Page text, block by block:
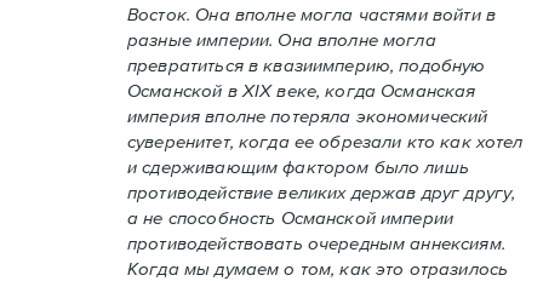
Восток. Она вполне могла частями войти в
разные империи. Она вполне могла
превратиться в квазиимперию, подобную
Османской в XIX веке, когда Османская
империя вполне потеряла экономический
суверенитет, когда ее обрезали кто как хотел
и сдерживающим фактором было лишь
противодействие великих держав друг другу,
а не способность Османской империи
противодействовать очередным аннексиям.
Когда мы думаем о том, как это отразилось